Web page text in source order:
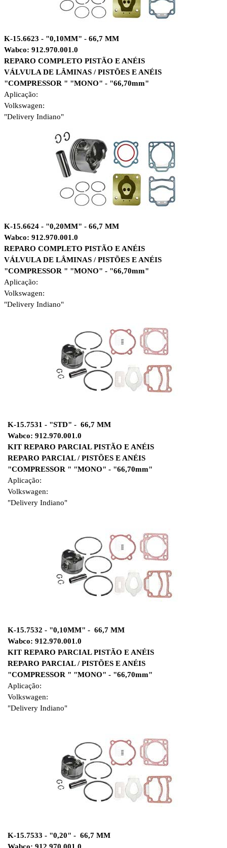
K-15.6623 - "0,10MM" - 66,7 MM
Wabco: 912.970.001.0
REPARO COMPLETO PISTÃO E ANÉIS
VÁLVULA DE LÂMINAS / PISTÕES E ANÉIS
"COMPRESSOR " "MONO" - "66,70mm"
Aplicação:
Volkswagen:
"Delivery Indiano"
K-15.6624 - "0,20MM" - 66,7 MM
Wabco: 912.970.001.0
REPARO COMPLETO PISTÃO E ANÉIS
VÁLVULA DE LÂMINAS / PISTÕES E ANÉIS
"COMPRESSOR " "MONO" - "66,70mm"
Aplicação:
Volkswagen:
"Delivery Indiano"
K-15.7531 - "STD" - 66,7 MM
Wabco: 912.970.001.0
KIT REPARO PARCIAL PISTÃO E ANÉIS
REPARO PARCIAL / PISTÕES E ANÉIS
"COMPRESSOR " "MONO" - "66,70mm"
Aplicação:
Volkswagen:
"Delivery Indiano"
K-15.7532 - "0,10MM" - 66,7 MM
Wabco: 912.970.001.0
KIT REPARO PARCIAL PISTÃO E ANÉIS
REPARO PARCIAL / PISTÕES E ANÉIS
"COMPRESSOR " "MONO" - "66,70mm"
Aplicação:
Volkswagen:
"Delivery Indiano"
K-15.7533 - "0,20" - 66,7 MM